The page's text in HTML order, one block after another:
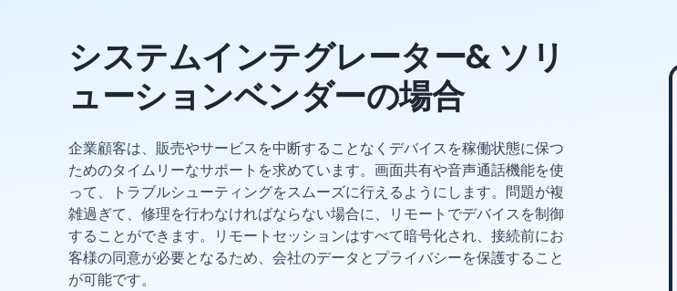
システムインテグレーター& ソリ
ューションベンダーの場合
企業顧客は、販売やサービスを中断することなくデバイスを稼働状態に保つ
ためのタイムリーなサポートを求めています。画面共有や音声通話機能を使
って、トラブルシューティングをスムーズに行えるようにします。問題が複
雑過ぎて、修理を行わなければならない場合に、リモートでデバイスを制御
することができます。リモートセッションはすべて暗号化され、接続前にお
客様の同意が必要となるため、会社のデータとプライバシーを保護すること
が可能です。